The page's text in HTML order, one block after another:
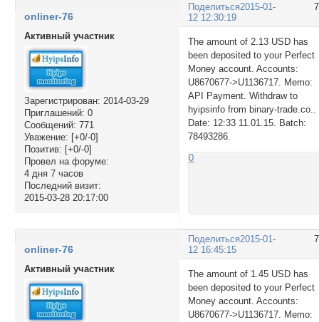
Поделиться2015-01-
12 12:30:19
onliner-76
Активный участник
Зарегистрирован: 2014-03-29
Приглашений: 0
Сообщений: 771
Уважение: [+0/-0]
Позитив: [+0/-0]
Провел на форуме:
4 дня 7 часов
Последний визит:
2015-03-28 20:17:00
The amount of 2.13 USD has
been deposited to your Perfect
Money account. Accounts:
U8670677->U1136717. Memo:
API Payment. Withdraw to
hyipsinfo from binary-trade.co..
Date: 12:33 11.01.15. Batch:
78493286.
0
Поделиться2015-01-
12 16:45:15
onliner-76
Активный участник
The amount of 1.45 USD has
been deposited to your Perfect
Money account. Accounts:
U8670677->U1136717. Memo: